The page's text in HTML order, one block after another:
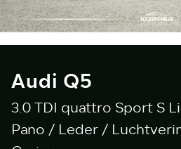
Audi Q5
3.0 TDI quattro Sport S
Pano / Leder /